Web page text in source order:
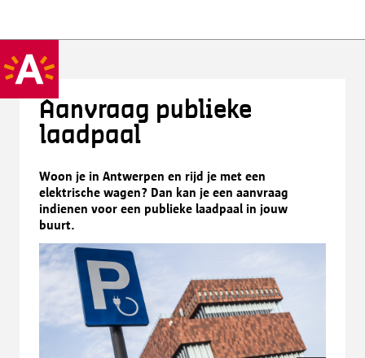
Aanvraag publieke
laadpaal
Woon je in Antwerpen en rijd je met een
elektrische wagen? Dan kan je een aanvraag
indienen voor een publieke laadpaal in jouw
buurt.